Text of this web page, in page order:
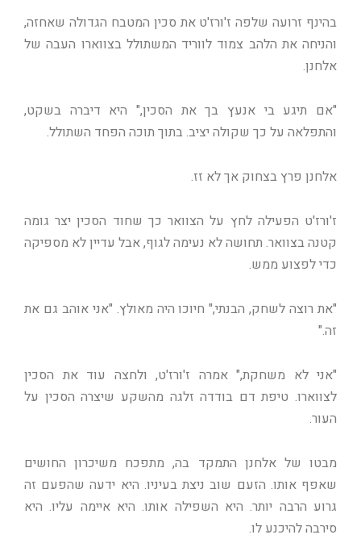
בהינף זרועה שלפה ז'ורז'ט את סכין המטבח הגדולה שאחזה,
והניחה את הלהב צמוד לווריד המשתולל בצווארו העבה של
אלחנן.
"אם תיגע בי אנעץ בך את הסכין," היא דיברה בשקט,
והתפלאה על כך שקולה יציב. בתוך תוכה הפחד השתולל.
אלחנן פרץ בצחוק אך לא זז.
ז'ורז'ט הפעילה לחץ על הצוואר כך שחוד הסכין יצר גומה
קטנה בצוואר. תחושה לא נעימה לגוף, אבל עדיין לא מספיקה
כדי לפצוע ממש.
"את רוצה לשחק, הבנתי," חיוכו היה מאולץ. "אני אוהב גם את
זה."
"אני לא משחקת," אמרה ז'ורז'ט, ולחצה עוד את הסכין
לצווארו. טיפת דם בודדה זלגה מהשקע שיצרה הסכין על
העור.
מבטו של אלחנן התמקד בה, מתפכח משיכרון החושים
שאפף אותו. הזעם שוב ניצת בעיניו. היא ידעה שהפעם זה
גרוע הרבה יותר. היא השפילה אותו. היא איימה עליו. היא
סירבה להיכנע לו.